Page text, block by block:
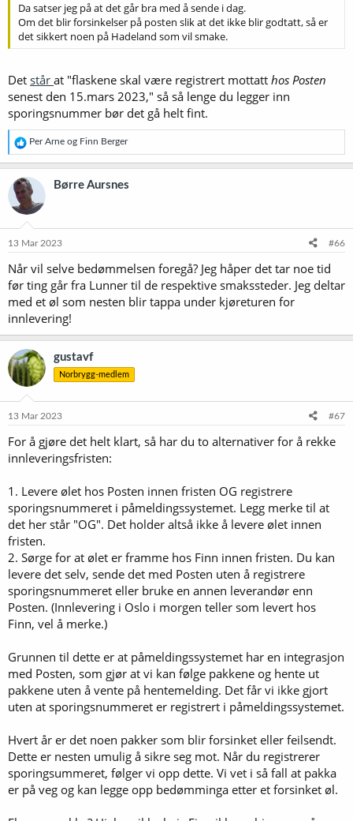
Da satser jeg på at det går bra med å sende i dag.
Om det blir forsinkelser på posten slik at det ikke blir godtatt, så er
det sikkert noen på Hadeland som vil smake.
Det står at "flaskene skal være registrert mottatt hos Posten
senest den 15.mars 2023," så så lenge du legger inn
sporingsnummer bør det gå helt fint.
R
e
a
k
s
o
e
Per Arne og Finn Berger
Børre Aursnes
13 Mar 2023 #66
Når vil selve bedømmelsen foregå? Jeg håper det tar noe tid
før ting går fra Lunner til de respektive smakssteder. Jeg deltar
med et øl som nesten blir tappa under kjøreturen for
innlevering!
gustavf
Norbrygg-medlem
13 Mar 2023 #67
For å gjøre det helt klart, så har du to alternativer for å rekke
innleveringsfristen:
1. Levere ølet hos Posten innen fristen OG registrere
sporingsnummeret i påmeldingssystemet. Legg merke til at
det her står "OG". Det holder altså ikke å levere ølet innen
fristen.
2. Sørge for at ølet er framme hos Finn innen fristen. Du kan
levere det selv, sende det med Posten uten å registrere
sporingsnummeret eller bruke en annen leverandør enn
Posten. (Innlevering i Oslo i morgen teller som levert hos
Finn, vel å merke.)
Grunnen til dette er at påmeldingssystemet har en integrasjon
med Posten, som gjør at vi kan følge pakkene og hente ut
pakkene uten å vente på hentemelding. Det får vi ikke gjort
uten at sporingsnummeret er registrert i påmeldingssystemet.
Hvert år er det noen pakker som blir forsinket eller feilsendt.
Dette er nesten umulig å sikre seg mot. Når du registrerer
sporingsummeret, følger vi opp dette. Vi vet i så fall at pakka
er på veg og kan legge opp bedømminga etter et forsinket øl.